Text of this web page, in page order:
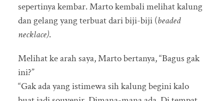
sepertinya kembar. Marto kembali melihat kalung
dan gelang yang terbuat dari biji-biji (beaded
necklace).
Melihat ke arah saya, Marto bertanya, “Bagus gak
ini?”
“Gak ada yang istimewa sih kalung begini kalo